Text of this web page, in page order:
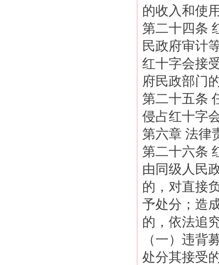
的收入和使
第二十四条
民政府审计
红十字会接
府民政部门
第二十五条
侵占红十字
第六章 法律
第二十六条
由同级人民
的，对直接
予处分；造
的，依法追
（一）违背
处分其接受